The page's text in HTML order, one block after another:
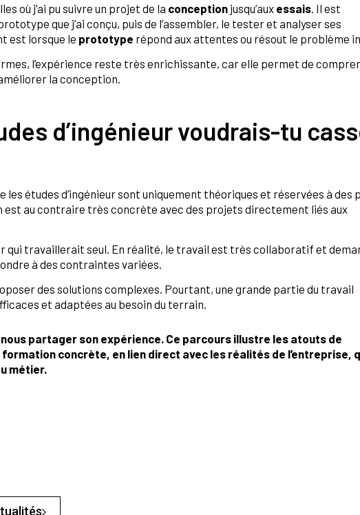
où j’ai pu suivre un projet de la conception jusqu’aux essais. Il est
que j’ai conçu, puis de l’assembler, le tester et analyser ses
est lorsque le prototype répond aux attentes ou résout le problème
l’expérience reste très enrichissante, car elle permet de
la conception.
d’ingénieur voudrais-tu
les études d’ingénieur sont uniquement théoriques et réservées à des
est au contraire très concrète avec des projets directement liés aux
qui travaillerait seul. En réalité, le travail est très collaboratif et
à des contraintes variées.
des solutions complexes. Pourtant, une grande partie du travail
et adaptées au besoin du terrain.
nous partager son expérience. Ce parcours illustre les atouts de
formation concrète, en lien direct avec les réalités de l’entreprise,
métier.